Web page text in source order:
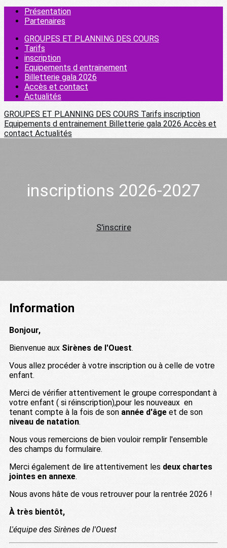
Présentation
Partenaires
GROUPES ET PLANNING DES COURS
Tarifs
inscription
Equipements d entrainement
Billetterie gala 2026
Accès et contact
Actualités
GROUPES ET PLANNING DES COURS Tarifs inscription
Equipements d entrainement Billetterie gala 2026 Accès et
contact Actualités
inscriptions 2026-2027
S'inscrire
Information
Bonjour,
Bienvenue aux Sirènes de l'Ouest.
Vous allez procéder à votre inscription ou à celle de votre
enfant.
Merci de vérifier attentivement le groupe correspondant à
votre enfant ( si réinscription),pour les nouveaux en
tenant compte à la fois de son année d'âge et de son
niveau de natation.
Nous vous remercions de bien vouloir remplir l'ensemble
des champs du formulaire.
Merci également de lire attentivement les deux chartes
jointes en annexe.
Nous avons hâte de vous retrouver pour la rentrée 2026 !
À très bientôt,
L'équipe des Sirènes de l'Ouest